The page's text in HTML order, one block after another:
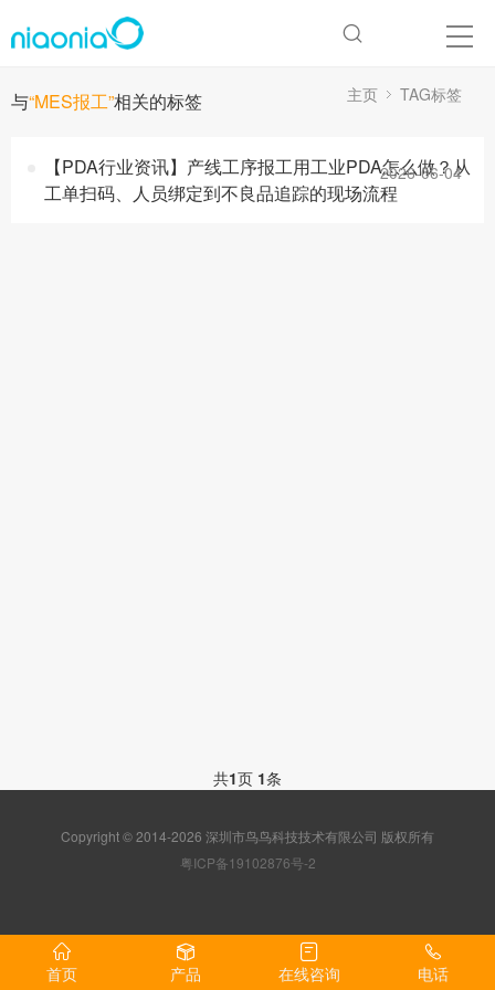
与“MES报工”相关的标签 主页 TAG标签
【PDA行业资讯】产线工序报工用工业PDA怎么做？从
工单扫码、人员绑定到不良品追踪的现场流程
2026-06-04
共1页 1条
Copyright © 2014-2026 深圳市鸟鸟科技技术有限公司 版权所有
粤ICP备19102876号-2
首页 产品 在线咨询 电话